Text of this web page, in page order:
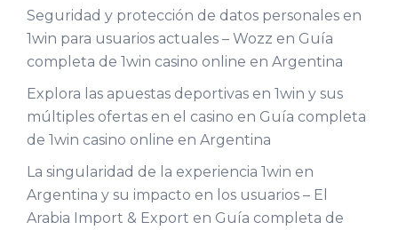
Seguridad y protección de datos personales en
1win para usuarios actuales – Wozz en Guía
completa de 1win casino online en Argentina
Explora las apuestas deportivas en 1win y sus
múltiples ofertas en el casino en Guía completa
de 1win casino online en Argentina
La singularidad de la experiencia 1win en
Argentina y su impacto en los usuarios – El
Arabia Import & Export en Guía completa de